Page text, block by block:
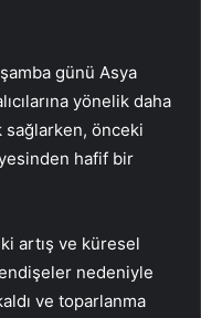
günü Asya
yönelik daha
sağlarken, önceki
hafif bir
artış ve küresel
nedeniyle
ve toparlanma